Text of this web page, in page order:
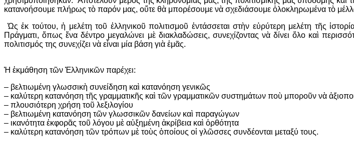
κατανοήσουμε πλήρως τὸ παρόν μας, οὔτε θὰ μπορέσουμε νὰ σχεδιάσουμε ὁλοκληρωμένα τὸ
Ὡς ἐκ τούτου, ἡ μελέτη τοῦ ἑλληνικοῦ πολιτισμοῦ ἐντάσσεται στὴν εὐρύτερη μελέτη τῆς
Πράγματι, ὅπως ἕνα δέντρο μεγαλώνει μὲ διακλαδώσεις, συνεχίζοντας νὰ δίνει ὅλο καὶ
πολιτισμός της συνεχίζει νὰ εἶναι μία βάση γιὰ ἐμᾶς.
Ἡ ἐκμάθηση τῶν Ἑλληνικῶν παρέχει:
– βελτιωμένη γλωσσικὴ συνείδηση καὶ κατανόηση γενικῶς
– καλύτερη κατανόηση τῆς γραμματικῆς καὶ τῶν γραμματικῶν συστημάτων ποὺ μποροῦν νὰ
– πλουσιότερη χρήση τοῦ λεξιλογίου
– βελτιωμένη κατανόηση τῶν γλωσσικῶν δανείων καὶ παραγώγων
– ικανότητα ἐκφορᾶς τοῦ λόγου μὲ αὐξημένη ἀκρίβεια καὶ ὀρθότητα
– καλύτερη κατανόηση τῶν τρόπων μὲ τοὺς ὁποίους οἱ γλῶσσες συνδέονται μεταξύ τους.